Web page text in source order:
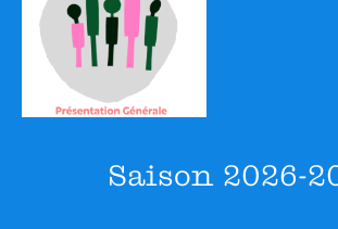
Assemblée générale et
d’administration
L’équipe de la MJC
Les intervenant.e.s
Nos partenaires
Saison 2026-